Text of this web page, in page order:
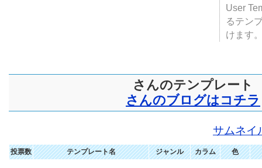
User
るテン
けます
さんのテンプレート
さんのブログはコチラ
サムネイ
投票数 テンプレート名 ジャンル カラム 色